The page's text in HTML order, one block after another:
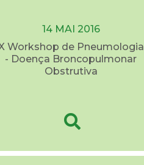
14 MAI 2016
Workshop de Pneumologia
- Doença Broncopulmonar
Obstrutiva